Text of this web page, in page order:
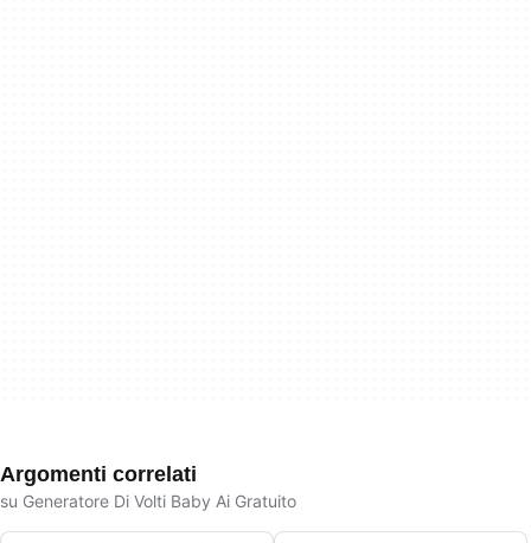
Argomenti correlati
su Generatore Di Volti Baby Ai Gratuito